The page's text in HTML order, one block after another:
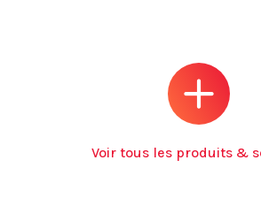
Voir tous les produits &